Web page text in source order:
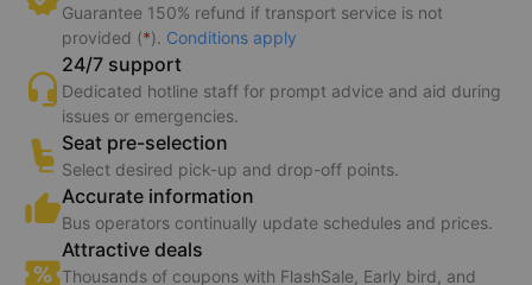
Guarantee 150% refund if transport service is not
provided (*). Conditions apply
24/7 support
Dedicated hotline staff for prompt advice and aid during
issues or emergencies.
Seat pre-selection
Select desired pick-up and drop-off points.
Accurate information
Bus operators continually update schedules and prices.
Attractive deals
Thousands of coupons with FlashSale, Early bird, and